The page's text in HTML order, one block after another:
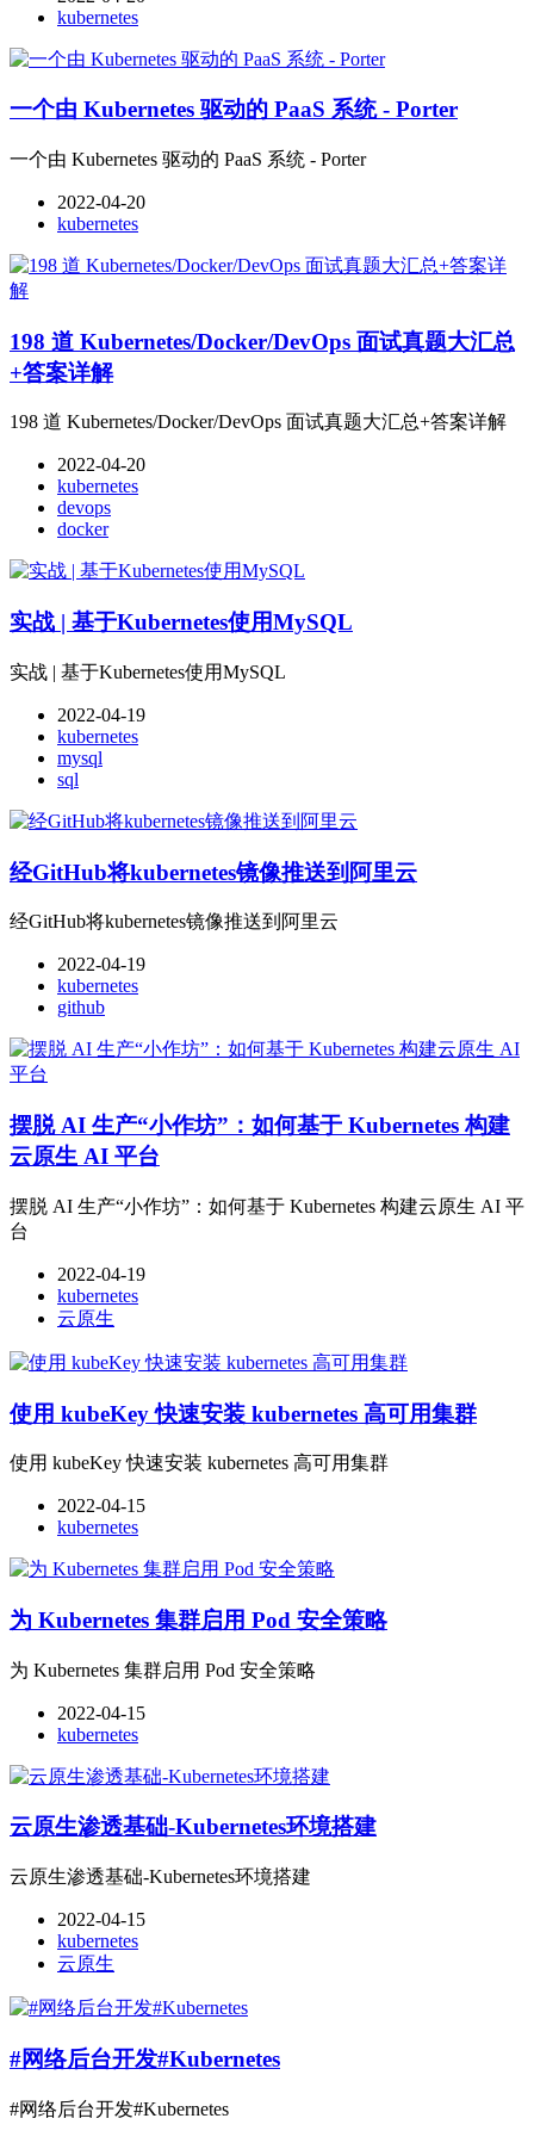
kubernetes
一个由 Kubernetes 驱动的 PaaS 系统 - Porter
一个由 Kubernetes 驱动的 PaaS 系统 - Porter
2022-04-20
kubernetes
198 道 Kubernetes/Docker/DevOps 面试真题大汇总
+答案详解
198 道 Kubernetes/Docker/DevOps 面试真题大汇总+答案详解
2022-04-20
kubernetes
devops
docker
实战 | 基于Kubernetes使用MySQL
实战 | 基于Kubernetes使用MySQL
2022-04-19
kubernetes
mysql
sql
经GitHub将kubernetes镜像推送到阿里云
经GitHub将kubernetes镜像推送到阿里云
2022-04-19
kubernetes
github
摆脱 AI 生产“小作坊”：如何基于 Kubernetes 构建
云原生 AI 平台
摆脱 AI 生产“小作坊”：如何基于 Kubernetes 构建云原生 AI 平
台
2022-04-19
kubernetes
云原生
使用 kubeKey 快速安装 kubernetes 高可用集群
使用 kubeKey 快速安装 kubernetes 高可用集群
2022-04-15
kubernetes
为 Kubernetes 集群启用 Pod 安全策略
为 Kubernetes 集群启用 Pod 安全策略
2022-04-15
kubernetes
云原生渗透基础-Kubernetes环境搭建
云原生渗透基础-Kubernetes环境搭建
2022-04-15
kubernetes
云原生
#网络后台开发#Kubernetes
#网络后台开发#Kubernetes